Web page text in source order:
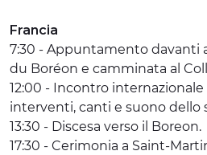
Francia
7:30 - Appuntamento davanti
du Boréon e camminata al
12:00 - Incontro internazionale
interventi, canti e suono dello
13:30 - Discesa verso il Boreon.
17:30 - Cerimonia a Saint-